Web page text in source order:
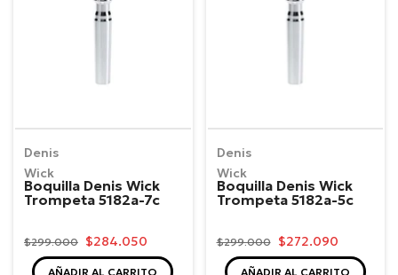
Denis
Wick
Boquilla Denis Wick
Trompeta 5182a-7c
$299.000 $284.050
AÑADIR AL CARRITO
Denis
Wick
Boquilla Denis Wick
Trompeta 5182a-5c
$299.000 $272.090
AÑADIR AL CARRITO